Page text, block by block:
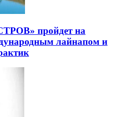
пройдет на
лайнапом и